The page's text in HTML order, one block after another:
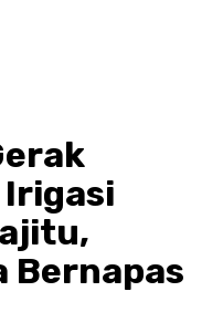
Irigasi
Bernapas